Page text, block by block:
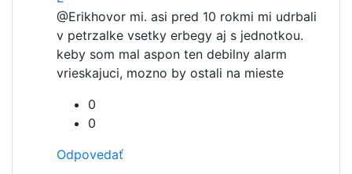
@Erikhovor mi. asi pred 10 rokmi mi udrbali
v petrzalke vsetky erbegy aj s jednotkou.
keby som mal aspon ten debilny alarm
vrieskajuci, mozno by ostali na mieste
0
0
Odpovedať